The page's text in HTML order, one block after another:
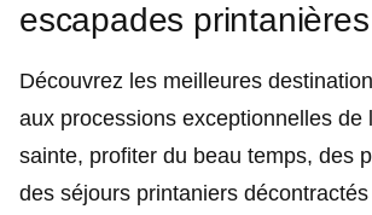
escapades
Découvrez les meilleures
aux processions exceptionnelles de
sainte, profiter du beau temps, des
des séjours printaniers